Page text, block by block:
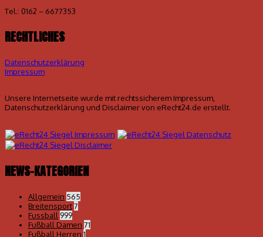
Tel.: 0162 – 6677353
RECHTLICHES
Datenschutzerklärung
Impressum
Unsere Internetseite wurde mit rechtssicherem Impressum,
Datenschutzerklärung und Disclaimer von eRecht24.de erstellt.
NEWS-KATEGORIEN
Allgemein 565
Breitensport7
Fussball 999
Fußball Damen 71
Fußball Herren 1